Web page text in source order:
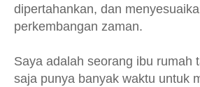
dipertahankan, dan
perkembangan zaman.
Saya adalah seorang ibu rumah
saja punya banyak waktu untuk